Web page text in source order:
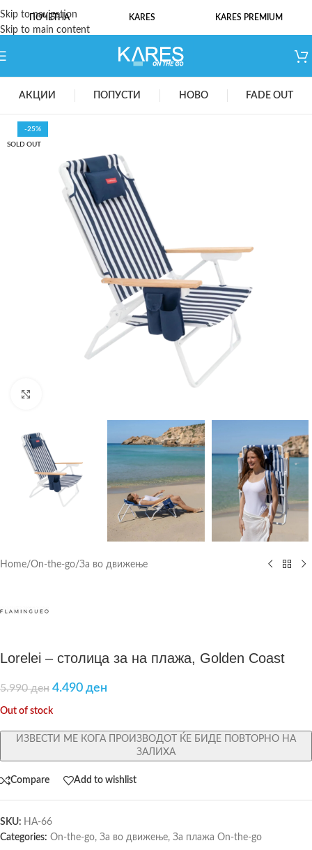
Skip to navigation
Skip to main content
ПОЧЕТНА KARES KARES PREMIUM
АКЦИИ ПОПУСТИ НОВО FADE OUT
-25%
SOLD OUT
Home/On-the-go/За во движење
Lorelei – столица за на плажа, Golden Coast
5.990ден 4.490 ден
Out of stock
ИЗВЕСТИ МЕ КОГА ПРОИЗВОДОТ ЌЕ БИДЕ ПОВТОРНО НА
ЗАЛИХА
Compare Add to wishlist
SKU: HA-66
Categories: On-the-go, За во движење, За плажа On-the-go